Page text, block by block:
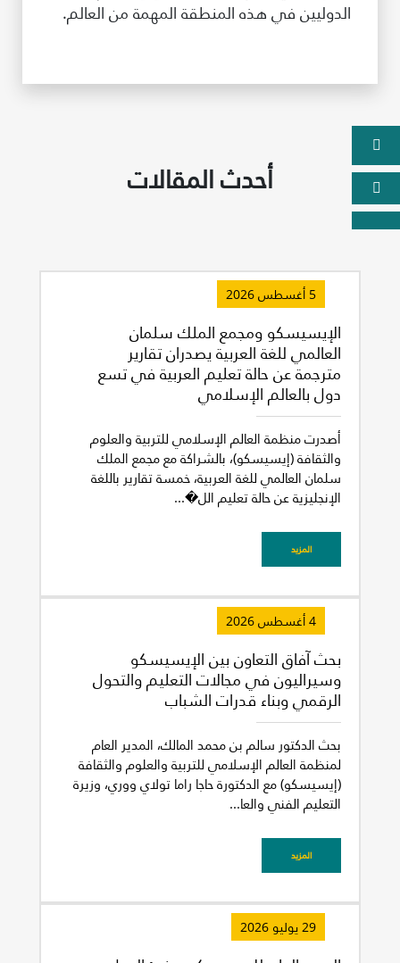
الدوليين في هذه المنطقة المهمة من العالم.
أحدث المقالات
5 أغسطس 2026
الإيسيسكو ومجمع الملك سلمان
العالمي للغة العربية يصدران تقارير
مترجمة عن حالة تعليم العربية في تسع
دول بالعالم الإسلامي
أصدرت منظمة العالم الإسلامي للتربية والعلوم
والثقافة (إيسيسكو)، بالشراكة مع مجمع الملك
سلمان العالمي للغة العربية، خمسة تقارير باللغة
الإنجليزية عن حالة تعليم الل�...
المزيد
4 أغسطس 2026
بحث آفاق التعاون بين الإيسيسكو
وسيراليون في مجالات التعليم والتحول
الرقمي وبناء قدرات الشباب
بحث الدكتور سالم بن محمد المالك، المدير العام
لمنظمة العالم الإسلامي للتربية والعلوم والثقافة
(إيسيسكو) مع الدكتورة حاجا راما تولاي ووري، وزيرة
التعليم الفني والعا...
المزيد
29 يوليو 2026